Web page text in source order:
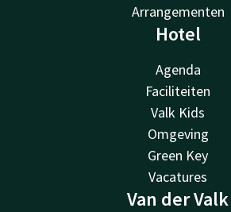
Arrangementen
Hotel
Agenda
Faciliteiten
Valk Kids
Omgeving
Green Key
Vacatures
Van der Valk